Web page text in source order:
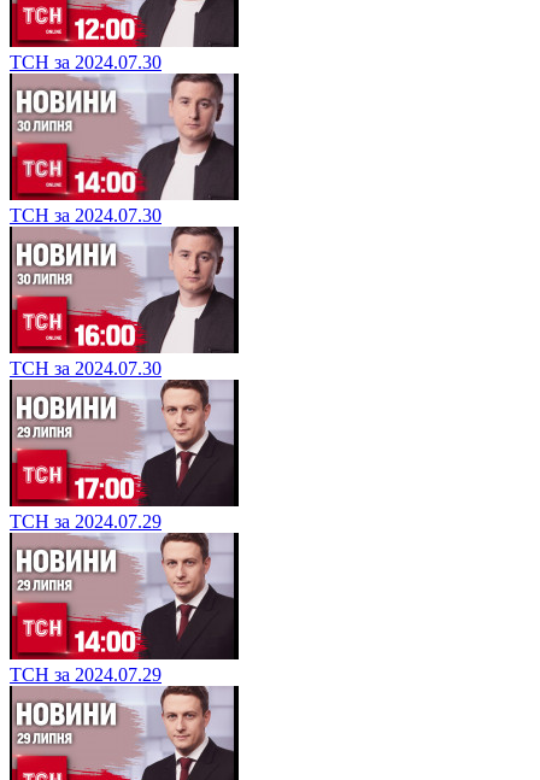
ТСН за 2024.07.30
ТСН за 2024.07.30
ТСН за 2024.07.30
ТСН за 2024.07.29
ТСН за 2024.07.29